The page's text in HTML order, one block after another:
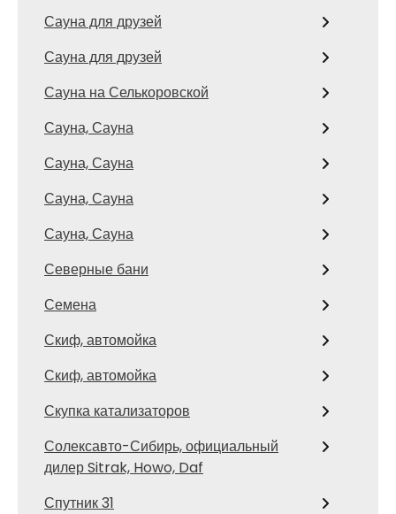
Сауна для друзей
Сауна для друзей
Сауна на Селькоровской
Сауна, Сауна
Сауна, Сауна
Сауна, Сауна
Сауна, Сауна
Северные бани
Семена
Скиф, автомойка
Скиф, автомойка
Скупка катализаторов
Солексавто-Сибирь, официальный
дилер Sitrak, Howo, Daf
Спутник 31